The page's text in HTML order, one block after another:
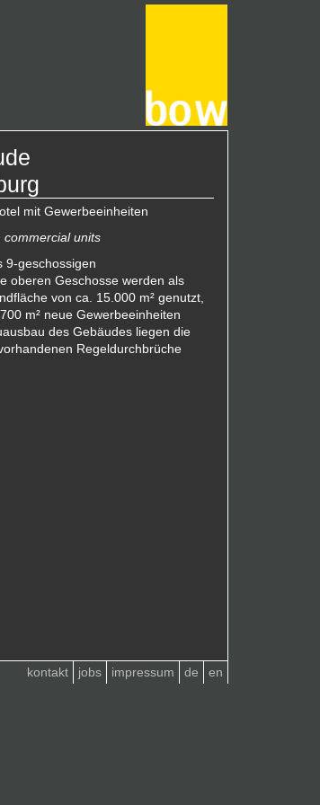
mit Gewerbeeinheiten
commercial units
9-geschossigen
oberen Geschosse werden als
von ca. 15.000 m² genutzt,
m² neue Gewerbeeinheiten
des Gebäudes liegen die
Regeldurchbrüche
kontakt jobs impressum de en